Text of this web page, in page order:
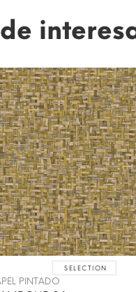
SELECTION
PINTADO